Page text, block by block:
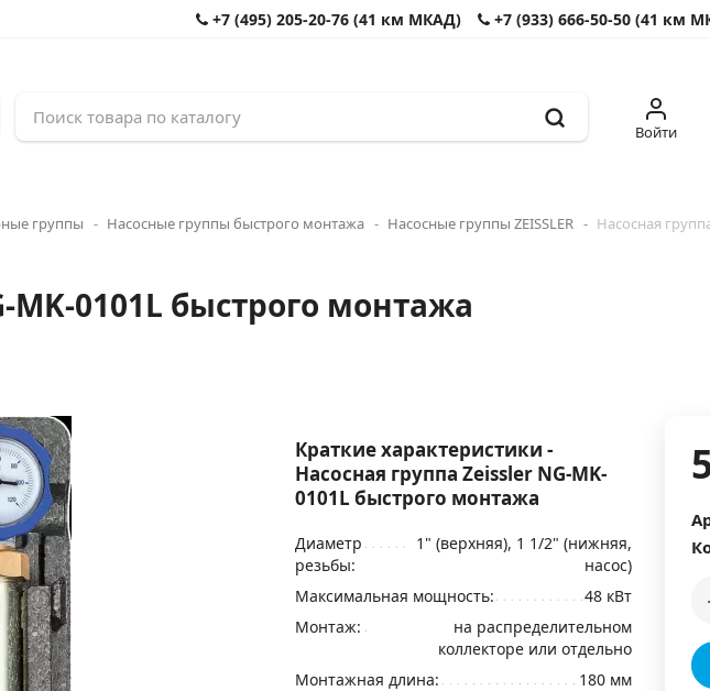
+7 (495) 205-20-76 (41 км МКАД) +7 (933) 666-50-50 (41 км
Войти
группы Насосные группы быстрого монтажа Насосные группы ZEISSLER Насосная
MK-0101L быстрого монтажа
Краткие характеристики -
Насосная группа Zeissler NG-MK-
0101L быстрого монтажа
Диаметр
резьбы:
1" (верхняя), 1 1/2" (нижняя,
насос)
Максимальная мощность:
48 кВт
Монтаж:
на распределительном
коллекторе или отдельно
Монтажная длина:
180 мм